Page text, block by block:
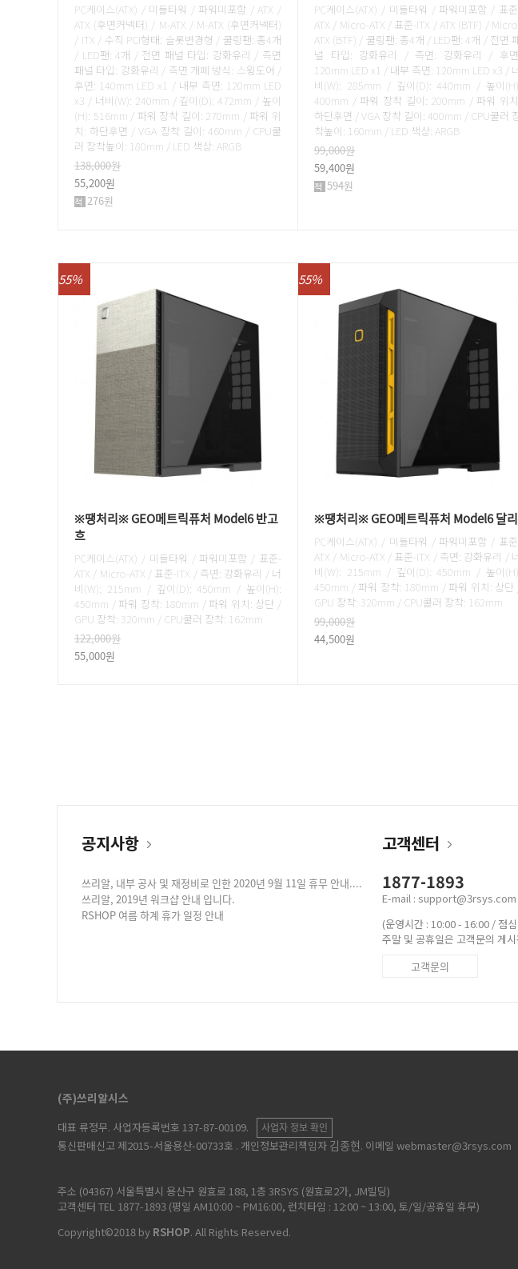
PC케이스(ATX) / 미들타워 / 파워미포함 / ATX /
ATX (후면커넥터) / M-ATX / M-ATX (후면커넥터)
/ ITX / 수직 PCI형태: 슬롯변경형 / 쿨링팬: 총4개
/ LED팬: 4개 / 전면 패널 타입: 강화유리 / 측면
패널 타입: 강화유리 / 측면 개폐 방식: 스윙도어 /
후면: 140mm LED x1 / 내부 측면: 120mm LED
x3 / 너비(W): 240mm / 깊이(D): 472mm / 높이
(H): 516mm / 파워 장착 길이: 270mm / 파워 위
치: 하단후면 / VGA 장착 길이: 460mm / CPU쿨
러 장착높이: 180mm / LED 색상: ARGB
138,000원
55,200원
276원
PC케이스(ATX) / 미들타워 / 파워미포함 / 표
ATX / Micro-ATX / 표준-ITX / ATX (BTF) /
ATX (BTF) / 쿨링팬: 총4개 / LED팬: 4개 / 전면
널 타입: 강화유리 / 측면: 강화유리 / 후
120mm LED x1 / 내부 측면: 120mm LED x3 /
비(W): 285mm / 깊이(D): 440mm / 높이
400mm / 파워 장착 길이: 200mm / 파워 위
하단후면 / VGA 장착 길이: 400mm / CPU쿨러
착높이: 160mm / LED 색상: ARGB
99,000원
59,400원
594원
※땡처리※ GEO메트릭퓨처 Model6 반고
흐
PC케이스(ATX) / 미들타워 / 파워미포함 / 표준-
ATX / Micro-ATX / 표준-ITX / 측면: 강화유리 / 너
비(W): 215mm / 깊이(D): 450mm / 높이(H):
450mm / 파워 장착: 180mm / 파워 위치: 상단 /
GPU 장착: 320mm / CPU쿨러 장착: 162mm
122,000원
55,000원
55%
※땡처리※ GEO메트릭퓨처 Model6 달리
PC케이스(ATX) / 미들타워 / 파워미포함 / 표
ATX / Micro-ATX / 표준-ITX / 측면: 강화유리 /
비(W): 215mm / 깊이(D): 450mm / 높이
450mm / 파워 장착: 180mm / 파워 위치: 상단
GPU 장착: 320mm / CPU쿨러 장착: 162mm
99,000원
44,500원
55%
공지사항
쓰리알, 내부 공사 및 재정비로 인한 2020년 9월 11일 휴무 안내....
쓰리알, 2019년 워크샵 안내 입니다.
RSHOP 여름 하계 휴가 일정 안내
고객센터
1877-1893
E-mail : support@3rsys.com
(운영시간 : 10:00 - 16:00 / 점
주말 및 공휴일은 고객문의 게
고객문의
(주)쓰리알시스
대표 류정무. 사업자등록번호 137-87-00109. 사업자 정보 확인
통신판매신고 제2015-서울용산-00733호 . 개인정보관리책임자 김종현. 이메일 webmaster@3rsys.com
주소 (04367) 서울특별시 용산구 원효로 188, 1층 3RSYS (원효로2가, JM빌딩)
고객센터 TEL 1877-1893 (평일 AM10:00 ~ PM16:00, 런치타임 : 12:00 ~ 13:00, 토/일/공휴일 휴무)
Copyright©2018 by RSHOP. All Rights Reserved.